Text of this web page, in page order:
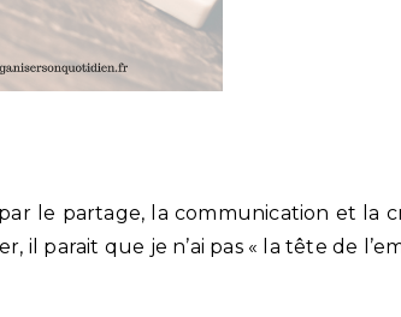
le partage, la communication et la
parait que je n’ai pas « la tête de